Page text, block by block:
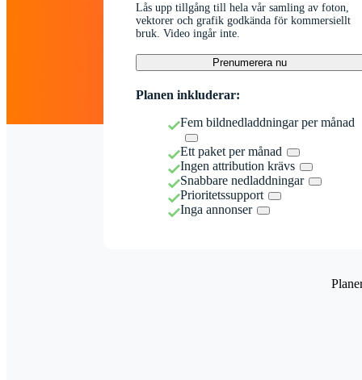
Lås upp tillgång till hela vår samling av foton,
vektorer och grafik godkända för kommersiellt
bruk. Video ingår inte.
Prenumerera nu
Planen inkluderar:
Fem bildnedladdningar per månad
Ett paket per månad
Ingen attribution krävs
Snabbare nedladdningar
Prioritetssupport
Inga annonser